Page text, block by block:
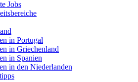
Jobs
in Portugal
in Griechenland
in Spanien
in den Niederlanden